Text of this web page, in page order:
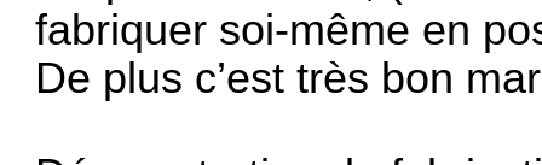
fabriquer soi-même en
De plus c’est très bon